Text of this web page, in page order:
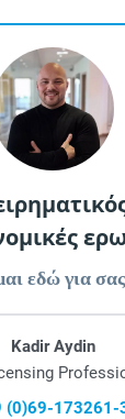
εδώ για
Kadir Aydin
(0)69-173261-